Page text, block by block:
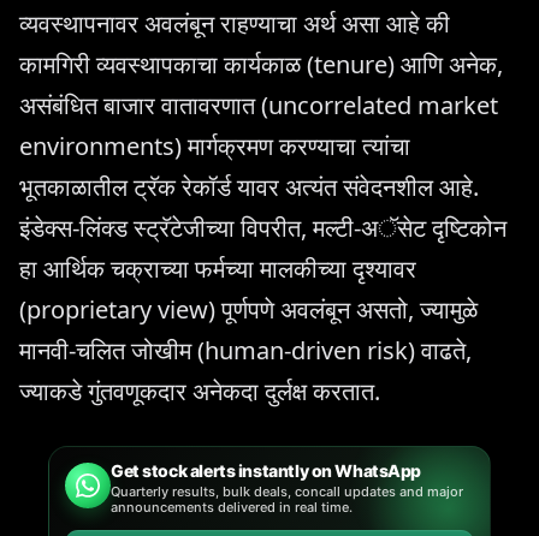
व्यवस्थापनावर अवलंबून राहण्याचा अर्थ असा आहे की
कामगिरी व्यवस्थापकाचा कार्यकाळ (tenure) आणि अनेक,
असंबंधित बाजार वातावरणात (uncorrelated market
environments) मार्गक्रमण करण्याचा त्यांचा
भूतकाळातील ट्रॅक रेकॉर्ड यावर अत्यंत संवेदनशील आहे.
इंडेक्स-लिंक्ड स्ट्रॅटेजीच्या विपरीत, मल्टी-अॅसेट दृष्टिकोन
हा आर्थिक चक्राच्या फर्मच्या मालकीच्या दृश्यावर
(proprietary view) पूर्णपणे अवलंबून असतो, ज्यामुळे
मानवी-चलित जोखीम (human-driven risk) वाढते,
ज्याकडे गुंतवणूकदार अनेकदा दुर्लक्ष करतात.
Get stock alerts instantly on WhatsApp
Quarterly results, bulk deals, concall updates and major
announcements delivered in real time.